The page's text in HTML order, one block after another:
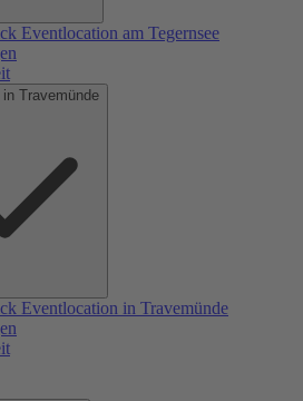
Eventlocation am Tegernsee
Travemünde
Eventlocation in Travemünde